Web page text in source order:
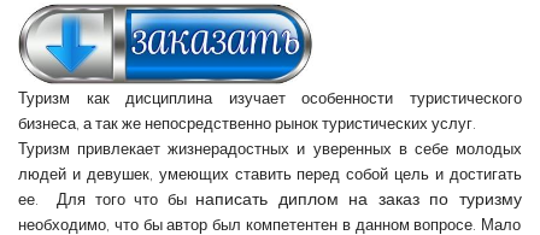
Туризм как дисциплина изучает особенности туристического
бизнеса, а так же непосредственно рынок туристических услуг.
Туризм привлекает жизнерадостных и уверенных в себе молодых
людей и девушек, умеющих ставить перед собой цель и достигать
ее. Для того что бы написать диплом на заказ по туризму
необходимо, что бы автор был компетентен в данном вопросе. Мало